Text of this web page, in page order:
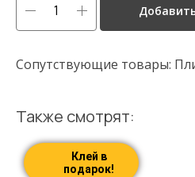
Сопутствующие товары:
Также смотрят:
Клей в
подарок!